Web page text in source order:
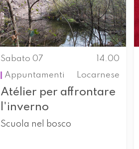
Sabato 07
14.00
Appuntamenti
Locarnese
Atélier per affrontare
l'inverno
Scuola nel bosco